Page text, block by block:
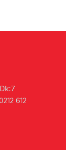
612